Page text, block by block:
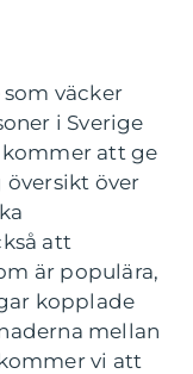
väcker
i Sverige
att ge
över
att
är populära,
kopplade
mellan
vi att